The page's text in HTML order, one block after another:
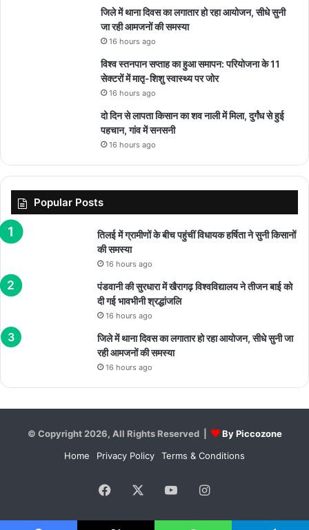
जिले में थाना दिवस का लगातार हो रहा आयोजन, सीधे सुनी
जा रही आमजनों की समस्या
16 hours ago
विश्व स्तनपान सप्ताह का हुआ समापन: परियोजना के 11
सेक्टरों में मातृ-शिशु स्वास्थ्य पर जोर
16 hours ago
दो दिन से लापता किसान का शव नाली में मिला, दुर्गंध से हुई
पहचान, गांव में सनसनी
16 hours ago
Popular Posts
तिलई में ग्रामीणों के बीच पहुंचीं विधायक हर्षिता ने सुनी किसानों
की समस्या
16 hours ago
पंडवानी की सुरधारा में खैरागढ़ विश्वविद्यालय ने तीजन बाई को
दी गई भावभीनी श्रद्धांजलि
16 hours ago
जिले में थाना दिवस का लगातार हो रहा आयोजन, सीधे सुनी जा
रही आमजनों की समस्या
16 hours ago
© Copyright 2026, All Rights Reserved |
By Piccozone
Home
Privacy Policy Terms & Conditions
Facebook YouTubeInstagram